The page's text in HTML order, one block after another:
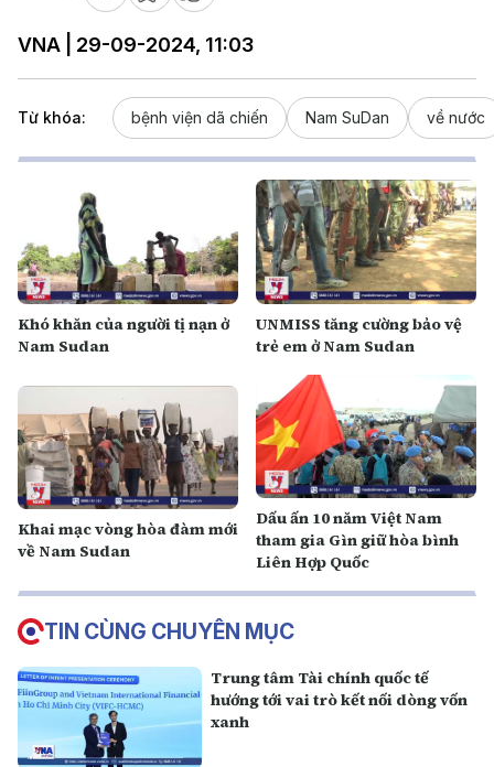
VNA | 29-09-2024, 11:03
Từ khóa: bệnh viện dã chiến Nam SuDan về nước
Khó khăn của người tị nạn ở
Nam Sudan
UNMISS tăng cường bảo vệ
trẻ em ở Nam Sudan
Khai mạc vòng hòa đàm mới
về Nam Sudan
Dấu ấn 10 năm Việt Nam
tham gia Gìn giữ hòa bình
Liên Hợp Quốc
TIN CÙNG CHUYÊN MỤC
Trung tâm Tài chính quốc tế
hướng tới vai trò kết nối dòng vốn
xanh